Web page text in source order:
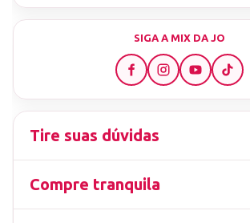
SIGA A MIX DA JO
Tire suas dúvidas
Compre tranquila